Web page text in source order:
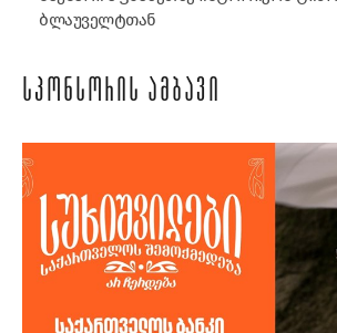
ბლაუველტთან
ᲡᲞᲝᲜᲡᲝᲠᲘᲡ ᲐᲛᲑᲐᲕᲘ